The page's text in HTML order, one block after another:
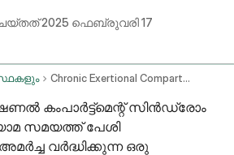
2025 ഫെബ്രുവരി 17
Chronic Exertional Compartment Syndrome
കംപാര്‍ട്ട്‌മെന്റ് സിന്‍ഡ്രോം
സമയത്ത് പേശി
വര്‍ദ്ധിക്കുന്ന ഒരു